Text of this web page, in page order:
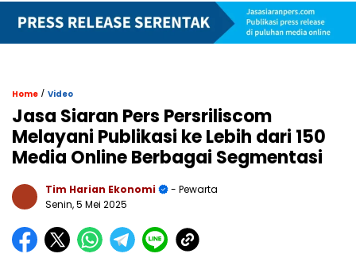
Home / Video
Jasa Siaran Pers Persriliscom
Melayani Publikasi ke Lebih dari 150
Media Online Berbagai Segmentasi
Tim Harian Ekonomi
- Pewarta
Senin, 5 Mei 2025